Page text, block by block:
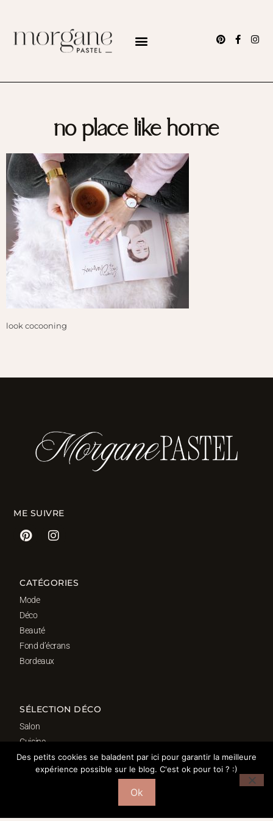
no place like home
look cocooning
ME SUIVRE
CATÉGORIES
Mode
Déco
Beauté
Fond d’écrans
Bordeaux
SÉLECTION DÉCO
Salon
Cuisine
Salle de bain
Chambre
Des petits cookies se baladent par ici pour garantir la meilleure
expérience possible sur le blog. C'est ok pour toi ? :)
Ok